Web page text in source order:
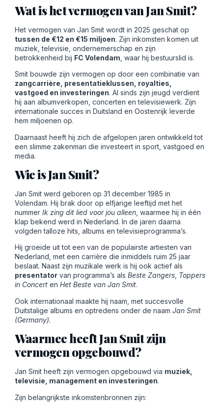
Wat is het vermogen van Jan Smit?
Het vermogen van Jan Smit wordt in 2025 geschat op
tussen de €12 en €15 miljoen. Zijn inkomsten komen uit
muziek, televisie, ondernemerschap en zijn
betrokkenheid bij FC Volendam , waar hij bestuurslid is.
Smit bouwde zijn vermogen op door een combinatie van
zangcarrière, presentatieklussen, royalties,
vastgoed en investeringen. Al sinds zijn jeugd verdient
hij aan albumverkopen, concerten en televisiewerk. Zijn
internationale succes in Duitsland en Oostenrijk leverde
hem miljoenen op.
Daarnaast heeft hij zich de afgelopen jaren ontwikkeld tot
een slimme zakenman die investeert in sport, vastgoed en
media.
Wie is Jan Smit?
Jan Smit werd geboren op 31 december 1985 in
Volendam. Hij brak door op elfjarige leeftijd met het
nummer Ik zing dit lied voor jou alleen , waarmee hij in één
klap bekend werd in Nederland. In de jaren daarna
volgden talloze hits, albums en televisieprogramma’s.
Hij groeide uit tot een van de populairste artiesten van
Nederland, met een carrière die inmiddels ruim 25 jaar
beslaat. Naast zijn muzikale werk is hij ook actief als
presentator van programma’s als Beste Zangers, Toppers
in Concert en Het Beste van Jan Smit.
Ook internationaal maakte hij naam, met succesvolle
Duitstalige albums en optredens onder de naam Jan Smit
(Germany).
Waarmee heeft Jan Smit zijn
vermogen opgebouwd?
Jan Smit heeft zijn vermogen opgebouwd via muziek,
televisie, management en investeringen.
Zijn belangrijkste inkomstenbronnen zijn: